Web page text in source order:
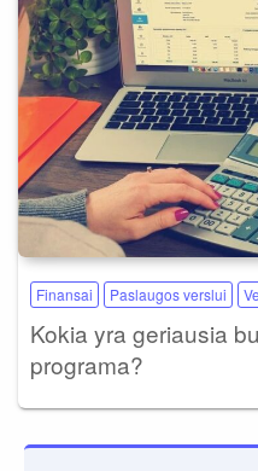
Finansai Paslaugos verslui
Kokia yra geriausia
programa?